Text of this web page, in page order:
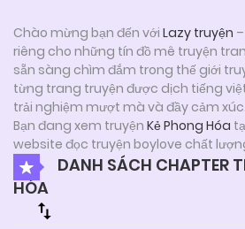
Chào mừng bạn đến với Lazy truyện
riêng cho những tín đồ mê truyện
sẵn sàng chìm đắm trong thế giới
từng trang truyện được dịch tiếng
trải nghiệm mượt mà và đầy cảm xúc.
Bạn đang xem truyện Kẻ Phong Hóa
website đọc truyện boylove chất
DANH SÁCH CHAPTER
HÓA